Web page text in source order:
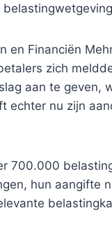
en Financiën
zich
aan te geven,
echter nu zijn
700.000
hun aangifte